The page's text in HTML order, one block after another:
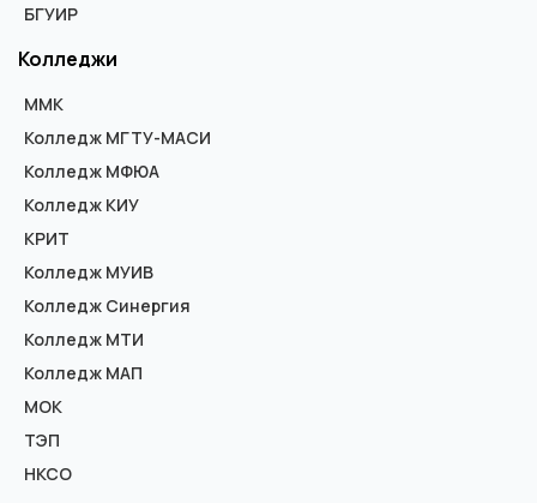
БГУИР
Колледжи
ММК
Колледж МГТУ-МАСИ
Колледж МФЮА
Колледж КИУ
КРИТ
Колледж МУИВ
Колледж Синергия
Колледж МТИ
Колледж МАП
МОК
ТЭП
НКСО